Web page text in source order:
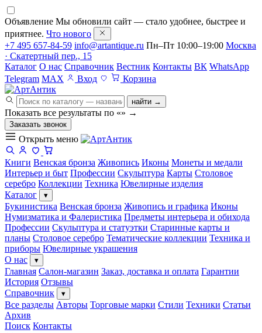
Объявление Мы обновили сайт — стало удобнее, быстрее и
приятнее. Что нового
+7 495 657-84-59 info@artantique.ru Пн–Пт 10:00–19:00 Москва
· Скатертный пер., 15
Каталог О нас Справочник Вестник Контакты ВК WhatsApp
Telegram MAX Вход Корзина
найти →
Показать все результаты по «» →
Заказать звонок
Открыть меню
Книги Венская бронза Живопись Иконы Монеты и медали
Интерьер и быт Профессии Скульптура Карты Столовое
серебро Коллекции Техника Ювелирные изделия
Каталог
▾
Букинистика Венская бронза Живопись и графика Иконы
Нумизматика и Фалеристика Предметы интерьера и обихода
Профессии Скульптура и статуэтки Старинные карты и
планы Столовое серебро Тематические коллекции Техника и
приборы Ювелирные украшения
О нас
▾
Главная Салон-магазин Заказ, доставка и оплата Гарантии
История Отзывы
Справочник
▾
Все разделы Авторы Торговые марки Стили Техники Статьи
Архив
Поиск Контакты